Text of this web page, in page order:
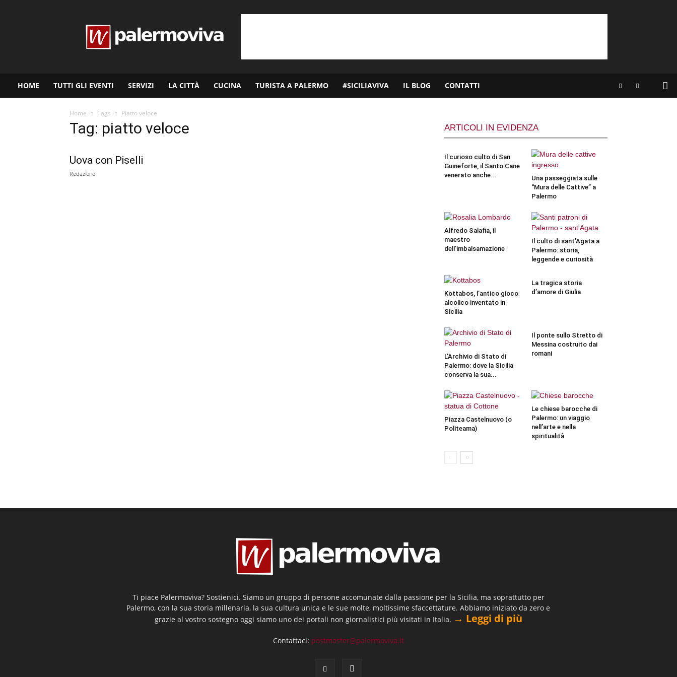
HOME TUTTI GLI EVENTI SERVIZI LA CITTÀ CUCINA TURISTA A PALERMO #SICILIAVIVA IL BLOG CONTATTI
Home Tags Piatto veloce
Tag: piatto veloce
Uova con Piselli
Redazione
ARTICOLI IN EVIDENZA
Il curioso culto di San
Guineforte, il Santo Cane
venerato anche...
Una passeggiata sulle
“Mura delle Cattive” a
Palermo
Alfredo Salafia, il
maestro
dell’imbalsamazione
Il culto di sant’Agata a
Palermo: storia,
leggende e curiosità
Kottabos, l’antico gioco
alcolico inventato in
Sicilia
La tragica storia
d’amore di Giulia
L’Archivio di Stato di
Palermo: dove la Sicilia
conserva la sua...
Il ponte sullo Stretto di
Messina costruito dai
romani
Piazza Castelnuovo (o
Politeama)
Le chiese barocche di
Palermo: un viaggio
nell’arte e nella
spiritualità
Ti piace Palermoviva? Sostienici. Siamo un gruppo di persone accomunate dalla passione per la Sicilia, ma soprattutto per
Palermo, con la sua storia millenaria, la sua cultura unica e le sue molte, moltissime sfaccettature. Abbiamo iniziato da zero e
grazie al vostro sostegno oggi siamo uno dei portali non giornalistici più visitati in Italia. → Leggi di più
Contattaci: postmaster@palermoviva.it